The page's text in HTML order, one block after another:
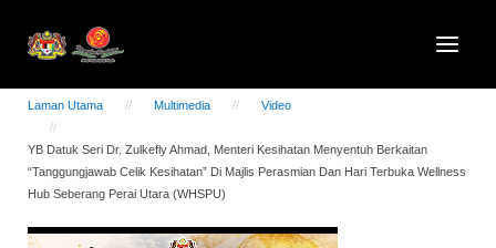
Laman Utama Multimedia Video
YB Datuk Seri Dr. Zulkefly Ahmad, Menteri Kesihatan Menyentuh Berkaitan
“Tanggungjawab Celik Kesihatan” Di Majlis Perasmian Dan Hari Terbuka Wellness
Hub Seberang Perai Utara (WHSPU)
Video